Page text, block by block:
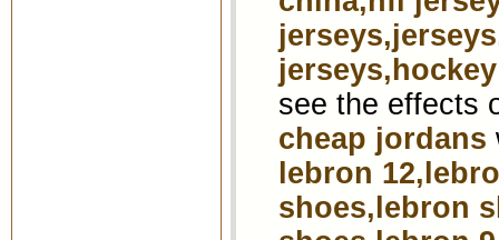
see the effects
cheap jordans
lebron
shoes,lebron